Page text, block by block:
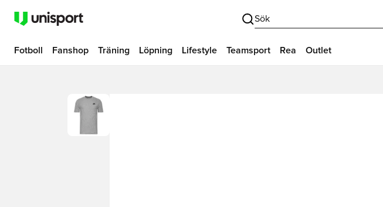
Sök
Fotboll Fanshop Träning Löpning Lifestyle Teamsport Rea Outlet